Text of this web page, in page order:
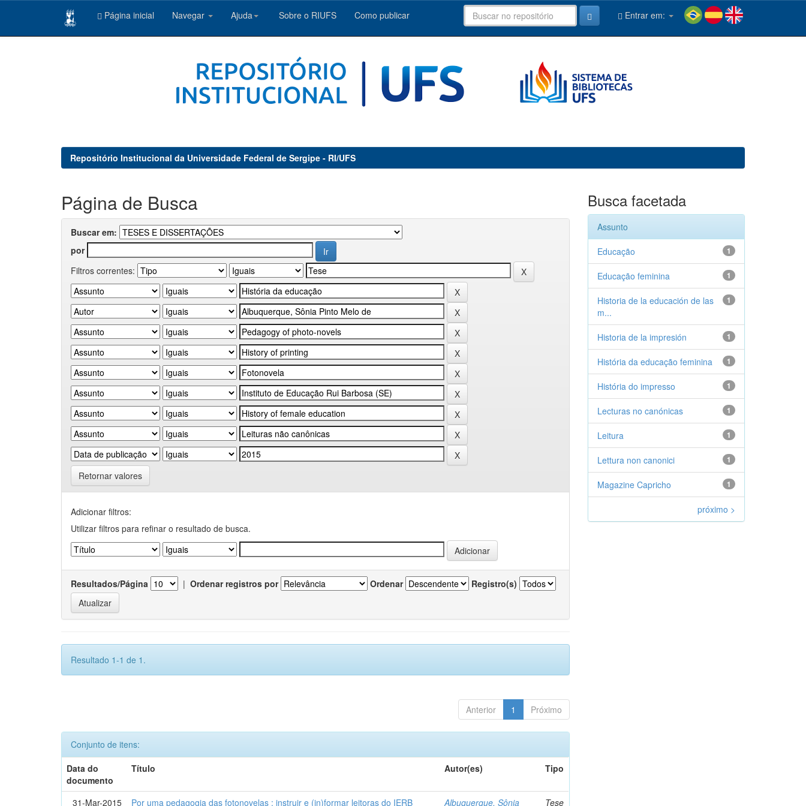
Página inicial Navegar Ajuda Sobre o RIUFS Como publicar Entrar em:
Repositório Institucional da Universidade Federal de Sergipe - RI/UFS
Página de Busca
Buscar em:
por
Filtros correntes:
Retornar valores
Adicionar filtros:
Utilizar filtros para refinar o resultado de busca.
Resultados/Página | Ordenar registros por Ordenar Registro(s)
Resultado 1-1 de 1.
Anterior 1 Próximo
Conjunto de itens:
Data do
documento
Título Autor(es) Tipo
31-Mar-2015 Por uma pedagogia das fotonovelas : instruir e (in)formar leitoras do IERB Albuquerque, Sônia Tese
Busca facetada
Assunto
1
Educação
1
Educação feminina
1
Historia de la educación de las
m...
1
Historia de la impresión
1
História da educação feminina
1
História do impresso
1
Lecturas no canónicas
1
Leitura
1
Lettura non canonici
1
Magazine Capricho
próximo >